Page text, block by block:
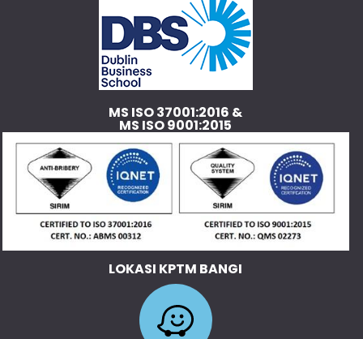
MS ISO 37001:2016 &
MS ISO 9001:2015
LOKASI KPTM BANGI